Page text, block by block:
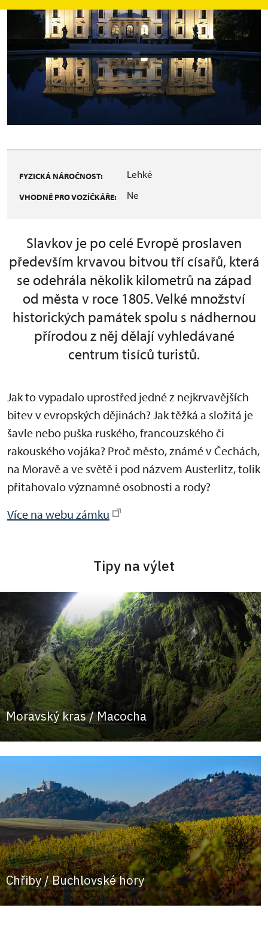
FYZICKÁ NÁROČNOST: Lehké
VHODNÉ PRO VOZÍČKÁŘE: Ne
Slavkov je po celé Evropě proslaven
především krvavou bitvou tří císařů, která
se odehrála několik kilometrů na západ
od města v roce 1805. Velké množství
historických památek spolu s nádhernou
přírodou z něj dělají vyhledávané
centrum tisíců turistů.
Jak to vypadalo uprostřed jedné z nejkrvavějších
bitev v evropských dějinách? Jak těžká a složitá je
šavle nebo puška ruského, francouzského či
rakouského vojáka? Proč město, známé v Čechách,
na Moravě a ve světě i pod názvem Austerlitz, tolik
přitahovalo významné osobnosti a rody?
Více na webu zámku
Tipy na výlet
Moravský kras / Macocha
Chřiby / Buchlovské hory